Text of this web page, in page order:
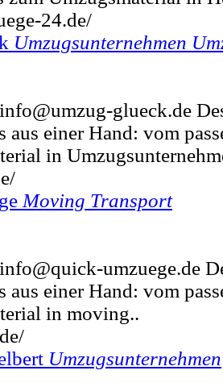
24.de/
Umzugsunternehmen
glueck.de
aus einer Hand: vom
in
Moving Transport
umzuege.de
aus einer Hand: vom
in moving..
Umzugsunternehmen